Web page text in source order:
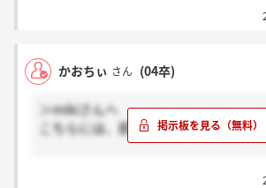
かおちぃ さん (04卒)
＞mikiさんへ
こちらには、即卒か何かできていた